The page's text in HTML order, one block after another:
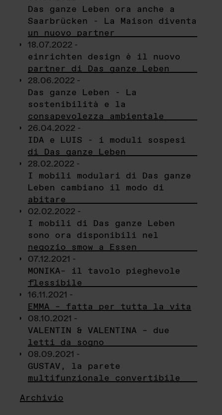
Das ganze Leben ora anche a
Saarbrücken - La Maison diventa
un nuovo partner
18.07.2022 -
einrichten design è il nuovo
partner di Das ganze Leben
28.06.2022 -
Das ganze Leben - La
sostenibilità e la
consapevolezza ambientale
26.04.2022 -
IDA e LUIS - i moduli sospesi
di Das ganze Leben
28.02.2022 -
I mobili modulari di Das ganze
Leben cambiano il modo di
abitare
02.02.2022 -
I mobili di Das ganze Leben
sono ora disponibili nel
negozio smow a Essen
07.12.2021 -
MONIKA– il tavolo pieghevole
flessibile
16.11.2021 -
EMMA – fatta per tutta la vita
08.10.2021 -
VALENTIN & VALENTINA – due
letti da sogno
08.09.2021 -
GUSTAV, la parete
multifunzionale convertibile
Archivio